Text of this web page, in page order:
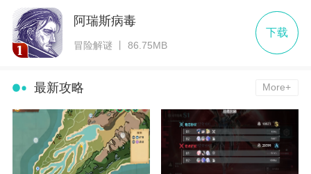
阿瑞斯病毒
冒险解谜 丨 86.75MB
下载
最新攻略 More+